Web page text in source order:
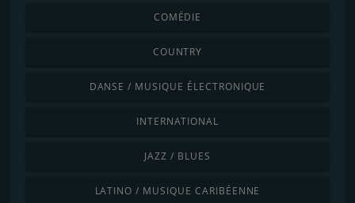
COMÉDIE
COUNTRY
DANSE / MUSIQUE ÉLECTRONIQUE
INTERNATIONAL
JAZZ / BLUES
LATINO / MUSIQUE CARIBÉENNE